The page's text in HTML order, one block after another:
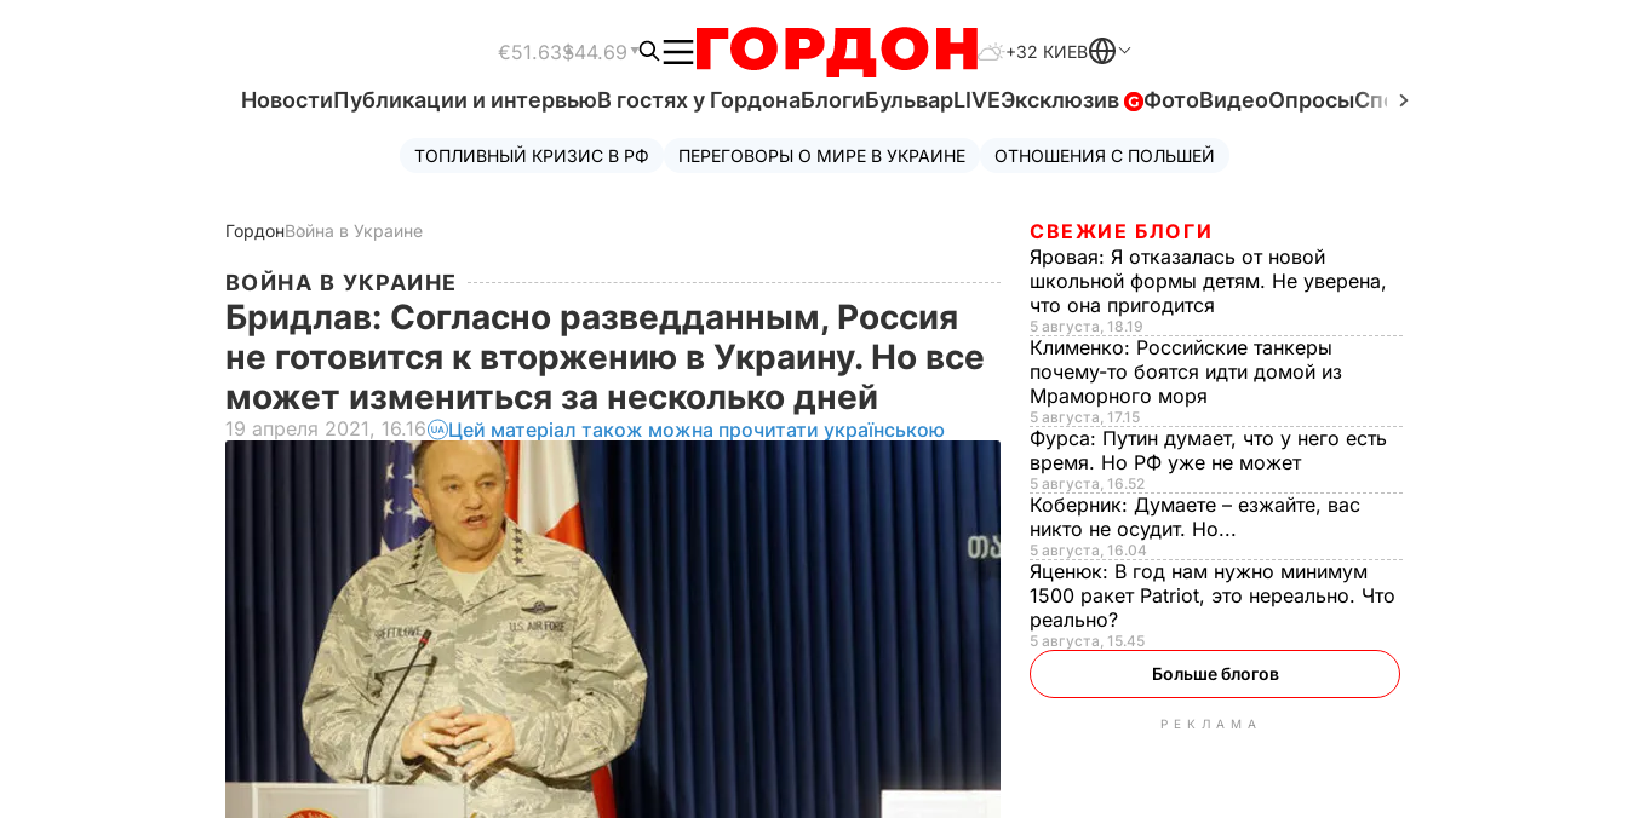
€51.63$44.69 +32 КИЕВ
НовостиПубликации и интервьюВ гостях у ГордонаБлогиБульварLIVEЭксклюзив ФотоВидеоОпросыСпецпроекты
ТОПЛИВНЫЙ КРИЗИС В РФ ПЕРЕГОВОРЫ О МИРЕ В УКРАИНЕ ОТНОШЕНИЯ С ПОЛЬШЕЙ
ГордонВойна в Украине
ВОЙНА В УКРАИНЕ
Бридлав: Согласно разведданным, Россия
не готовится к вторжению в Украину. Но все
может измениться за несколько дней
19 апреля 2021, 16.16 Цей матеріал також можна прочитати українською
СВЕЖИЕ БЛОГИ
Яровая: Я отказалась от новой
школьной формы детям. Не уверена,
что она пригодится
5 августа, 18.19
Клименко: Российские танкеры
почему-то боятся идти домой из
Мраморного моря
5 августа, 17.15
Фурса: Путин думает, что у него есть
время. Но РФ уже не может
5 августа, 16.52
Коберник: Думаете – езжайте, вас
никто не осудит. Но...
5 августа, 16.04
Яценюк: В год нам нужно минимум
1500 ракет Patriot, это нереально. Что
реально?
5 августа, 15.45
Больше блогов
РЕКЛАМА